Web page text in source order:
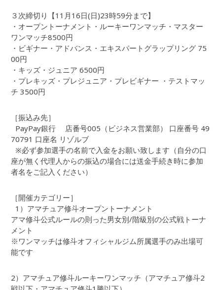
３次締切り【11月16日(日)23時59分まで】
・オープントーナメント・ルーキーワンマッチ・マスター
ワンマッチ8500円
・ビギナー・アドバンス・エキスパートグラップリング 75
00円
・キッズ・ジュニア 6500円
・プレキッズ・プレジュニア・プレビギナー ・テストマッ
チ 3500円
［振込み先］
PayPay銀行 店番号005（ビジネス営業部） 口座番号 49
70791 口座名 リゾルブ
※必ず参加選手の名前で入金をお願い致します（自分の口
座が無く代理人からの振込の場合には送金手続き時に参加
者名をご記入ください）
［開催カテゴリー］
1）アマチュア修斗オープントーナメント
アマ修斗公式ルールの則った男女別/階級別の公式戦トーナ
メント
※ワンマッチは修斗オフィシャルジム所属選手のみ出場可
能です
2）アマチュア修斗ルーキーワンマッチ（アマチュア修斗2